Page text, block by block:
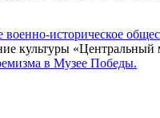
культуры
в Музее Победы.